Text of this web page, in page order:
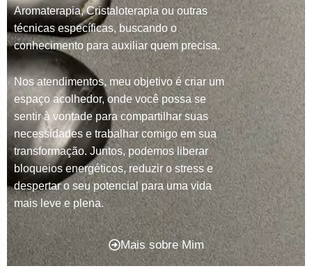
Aromaterapia, Cristaloterapia ou outras
técnicas específicas, buscando o
conhecimento para auxiliar quem precisa.
Nos atendimentos, meu objetivo é criar um
espaço acolhedor, onde você possa se
sentir à vontade para compartilhar suas
necessidades e trabalhar comigo em sua
transformação. Juntos, podemos liberar
bloqueios energéticos, reduzir o stress e
despertar o seu potencial para uma vida
mais leve e plena.
Mais sobre Mim